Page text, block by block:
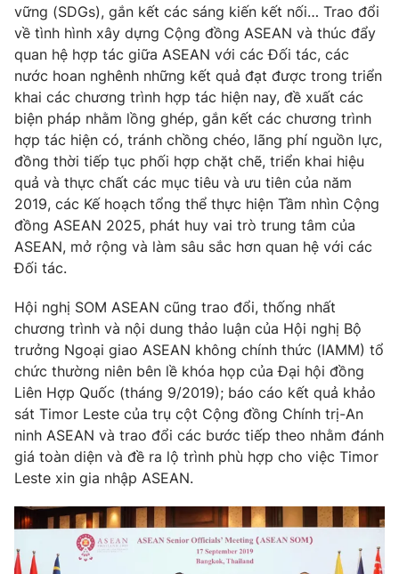
Liên hệ tòa soạn English
THỜI BÁO VTV
Theo dõi báo trên
Cơ quan chủ quản:Đài Truyền hình Việt Nam
Cơ quan báo chí:Thời báo VTV
Giấy phép hoạt động báo in và báo điện tử số 483/GP-BTTTT
Tổng Biên tập:Vũ Thanh Thủy
Phó Tổng Biên tập: Nguyễn Thị Mỹ Hạnh, Phạm Quốc Thắng,
Nguyễn Trọng Ninh
Tổng đài VTV: 024.38 355 931 - 024.38 355 932
Ðiện thoại Thời báo VTV: 024.66 897 897
Email:toasoan@vtv.vn
Liên hệ quảng cáo:024-7300.7108
vững (SDGs), gắn kết các sáng kiến kết nối… Trao đổi
về tình hình xây dựng Cộng đồng ASEAN và thúc đẩy
quan hệ hợp tác giữa ASEAN với các Đối tác, các
nước hoan nghênh những kết quả đạt được trong triển
khai các chương trình hợp tác hiện nay, đề xuất các
biện pháp nhằm lồng ghép, gắn kết các chương trình
hợp tác hiện có, tránh chồng chéo, lãng phí nguồn lực,
đồng thời tiếp tục phối hợp chặt chẽ, triển khai hiệu
quả và thực chất các mục tiêu và ưu tiên của năm
2019, các Kế hoạch tổng thể thực hiện Tầm nhìn Cộng
đồng ASEAN 2025, phát huy vai trò trung tâm của
ASEAN, mở rộng và làm sâu sắc hơn quan hệ với các
Đối tác.
Hội nghị SOM ASEAN cũng trao đổi, thống nhất
chương trình và nội dung thảo luận của Hội nghị Bộ
trưởng Ngoại giao ASEAN không chính thức (IAMM) tổ
chức thường niên bên lề khóa họp của Đại hội đồng
Liên Hợp Quốc (tháng 9/2019); báo cáo kết quả khảo
sát Timor Leste của trụ cột Cộng đồng Chính trị-An
ninh ASEAN và trao đổi các bước tiếp theo nhằm đánh
giá toàn diện và đề ra lộ trình phù hợp cho việc Timor
Leste xin gia nhập ASEAN.